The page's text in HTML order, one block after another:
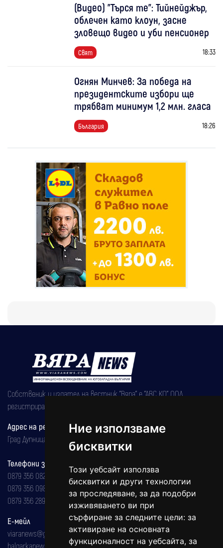
Ние използваме
бисквитки
Този уебсайт използва
бисквитки и други технологии
за проследяване, за да подобри
изживяването ви при
сърфиране за следните цели: за
активиране на основната
функционалност на уебсайта, за
(Видео) "Търся те": Тийнейджър,
облечен като клоун, засне
зловещо видео и уби пенсионер
Свят 18:33
Огнян Минчев: За победа на
президентските избори ще
трябват минимум 1,2 млн. гласа
България 18:26
Собственик и издател на вестник "Вяра" е "АВС КО" ООД,
регистрирана на 08.05.2002 година.
Адрес на редакцията
Град Дупница, ул.''Христо Ботев" 43
Телефони за реклама и абонаменти
0879 356 082
0879 356 098
0879 356 289
Е-мейл
viaranews@gmail.com
balgarkanews@gmail.com